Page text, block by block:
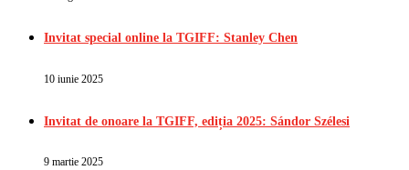
Invitat special online la TGIFF: Stanley Chen
10 iunie 2025
Invitat de onoare la TGIFF, ediția 2025: Sándor Szélesi
9 martie 2025